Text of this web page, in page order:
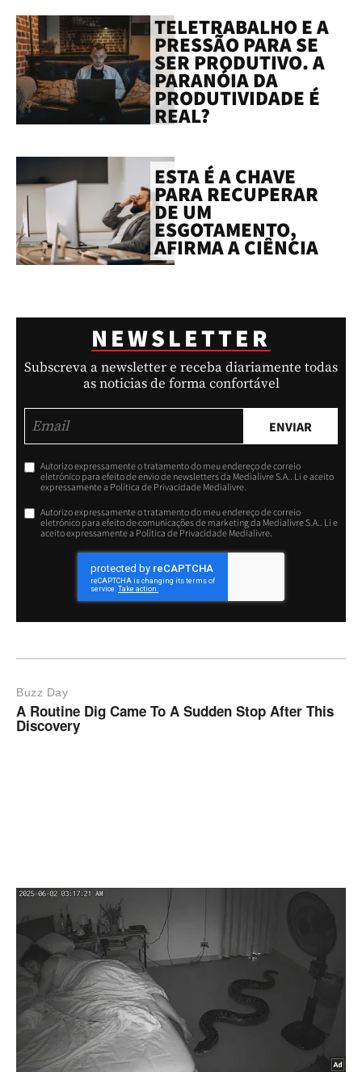
TELETRABALHO E A
PRESSÃO PARA SE
SER PRODUTIVO. A
PARANÓIA DA
PRODUTIVIDADE É
REAL?
ESTA É A CHAVE
PARA RECUPERAR
DE UM
ESGOTAMENTO,
AFIRMA A CIÊNCIA
NEWSLETTER
Subscreva a newsletter e receba diariamente todas
as noticias de forma confortável
ENVIAR
Autorizo expressamente o tratamento do meu endereço de correio
eletrónico para efeito de envio de newsletters da Medialivre S.A.. Li e aceito
expressamente a Política de Privacidade Medialivre.
Autorizo expressamente o tratamento do meu endereço de correio
eletrónico para efeito de comunicações de marketing da Medialivre S.A.. Li e
aceito expressamente a Política de Privacidade Medialivre.